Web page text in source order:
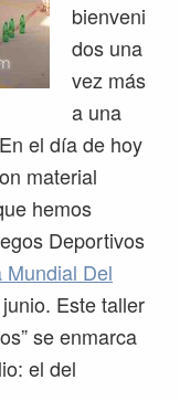
bienveni
dos una
vez más
a una
el día de hoy
material
hemos
Deportivos
Mundial Del
Este taller
se enmarca
el del